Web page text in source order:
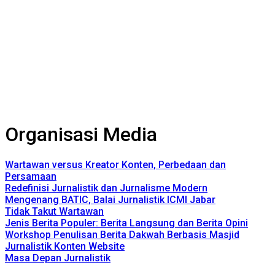
Organisasi Media
Wartawan versus Kreator Konten, Perbedaan dan
Persamaan
Redefinisi Jurnalistik dan Jurnalisme Modern
Mengenang BATIC, Balai Jurnalistik ICMI Jabar
Tidak Takut Wartawan
Jenis Berita Populer: Berita Langsung dan Berita Opini
Workshop Penulisan Berita Dakwah Berbasis Masjid
Jurnalistik Konten Website
Masa Depan Jurnalistik